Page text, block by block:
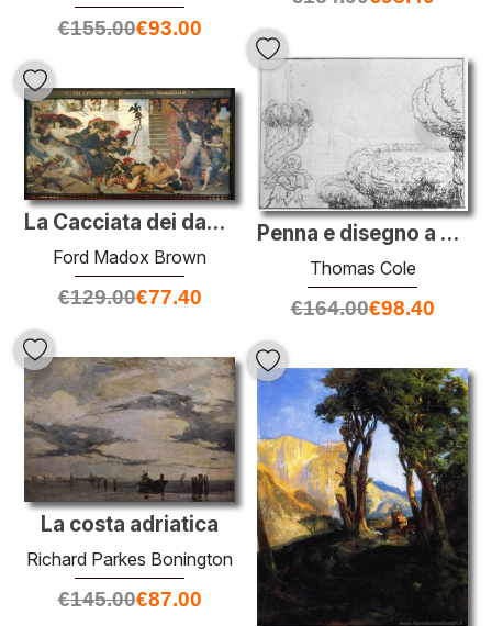
€155.00€93.00
Penna e disegno a matita
Thomas Cole
€164.00€98.40
La Cacciata dei danesi da Manchester
Ford Madox Brown
€129.00€77.40
La costa adriatica
Richard Parkes Bonington
€145.00€87.00